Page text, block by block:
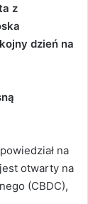
z
dzień na
na
otwarty na
(CBDC),